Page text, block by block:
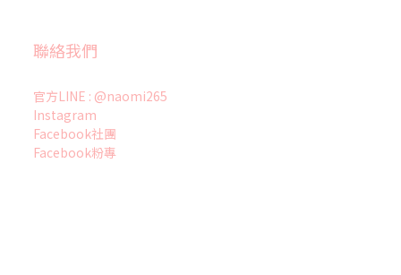
聯絡我們
官方LINE : @naomi265
Instagram
Facebook社團
Facebook粉專